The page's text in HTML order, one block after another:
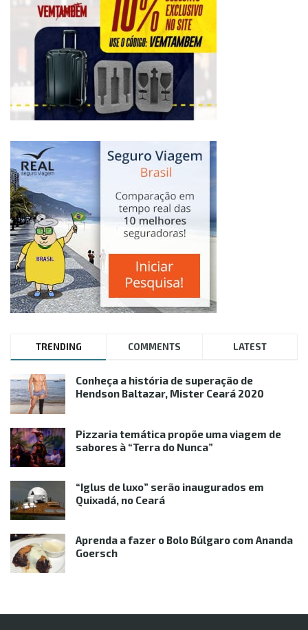
TRENDING COMMENTS LATEST
Conheça a história de superação de
Hendson Baltazar, Mister Ceará 2020
Pizzaria temática propõe uma viagem de
sabores à “Terra do Nunca”
“Iglus de luxo” serão inaugurados em
Quixadá, no Ceará
Aprenda a fazer o Bolo Búlgaro com Ananda
Goersch